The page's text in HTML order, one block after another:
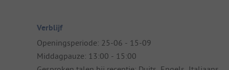
Verblijf
Openingsperiode: 25-06 - 15-09
Middagpauze: 13:00 - 15:00